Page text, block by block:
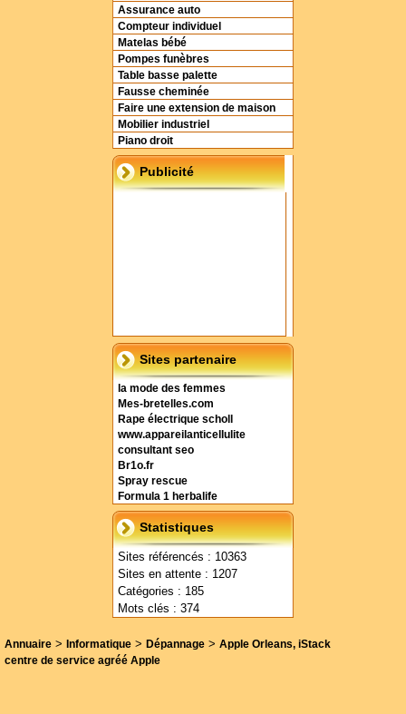
Assurance auto
Compteur individuel
Matelas bébé
Pompes funèbres
Table basse palette
Fausse cheminée
Faire une extension de maison
Mobilier industriel
Piano droit
Publicité
Sites partenaire
la mode des femmes
Mes-bretelles.com
Rape électrique scholl
www.appareilanticellulite
consultant seo
Br1o.fr
Spray rescue
Formula 1 herbalife
Statistiques
Sites référencés : 10363
Sites en attente : 1207
Catégories : 185
Mots clés : 374
Annuaire > Informatique > Dépannage > Apple Orleans, iStack
centre de service agréé Apple